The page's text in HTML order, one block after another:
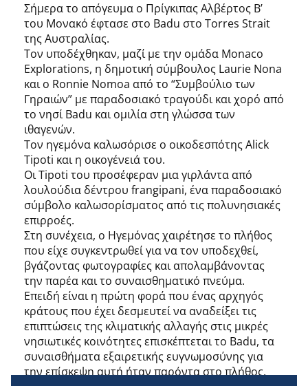
Σήμερα το απόγευμα ο Πρίγκιπας Αλβέρτος Β’
του Μονακό έφτασε στο Badu στο Torres Strait
της Αυστραλίας.
Τον υποδέχθηκαν, μαζί με την ομάδα Monaco
Explorations, η δημοτική σύμβουλος Laurie Nona
και ο Ronnie Nomoa από το “Συμβούλιο των
Γηραιών” με παραδοσιακό τραγούδι και χορό από
το νησί Badu και ομιλία στη γλώσσα των
ιθαγενών.
Τον ηγεμόνα καλωσόρισε ο οικοδεσπότης Alick
Tipoti και η οικογένειά του.
Οι Tipoti του προσέφεραν μια γιρλάντα από
λουλούδια δέντρου frangipani, ένα παραδοσιακό
σύμβολο καλωσορίσματος από τις πολυνησιακές
επιρροές.
Στη συνέχεια, ο Ηγεμόνας χαιρέτησε το πλήθος
που είχε συγκεντρωθεί για να τον υποδεχθεί,
βγάζοντας φωτογραφίες και απολαμβάνοντας
την παρέα και το συναισθηματικό πνεύμα.
Επειδή είναι η πρώτη φορά που ένας αρχηγός
κράτους που έχει δεσμευτεί να αναδείξει τις
επιπτώσεις της κλιματικής αλλαγής στις μικρές
νησιωτικές κοινότητες επισκέπτεται το Badu, τα
συναισθήματα εξαιρετικής ευγνωμοσύνης για
την επίσκεψη αυτή ήταν παρόντα στο πλήθος.